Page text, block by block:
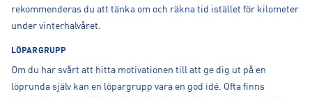
rekommenderas du att tänka om och räkna tid istället för kilometer
under vinterhalvåret.
LÖPARGRUPP
Om du har svårt att hitta motivationen till att ge dig ut på en
löprunda själv kan en löpargrupp vara en god idé. Ofta finns